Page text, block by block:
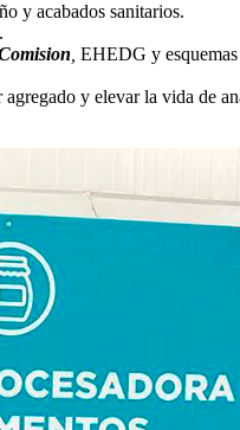
y acabados sanitarios.
EHEDG y
y elevar la vida de